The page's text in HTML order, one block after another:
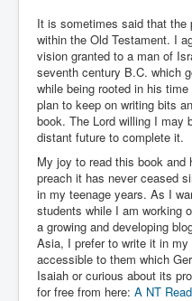
It is sometimes said that the
within the Old Testament. I
vision granted to a man of
seventh century B.C. which
while being rooted in his
plan to keep on writing bits
book. The Lord willing I may
distant future to complete it.
My joy to read this book and
preach it has never ceased
in my teenage years. As I
students while I am working
a growing and developing
Asia, I prefer to write it in
accessible to them which
Isaiah or curious about its
for free from here: A NT